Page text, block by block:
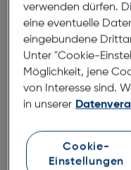
Bügellänge:145mm
(individuell
verwenden dürfen.
eine eventuelle
eingebundene
Unter "Cookie-
Möglichkeit, jene
von Interesse sind.
in unserer
Cookie-
Einstellungen